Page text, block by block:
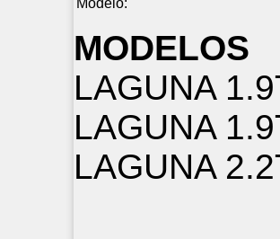
MODELOS
LAGUNA
LAGUNA
LAGUNA